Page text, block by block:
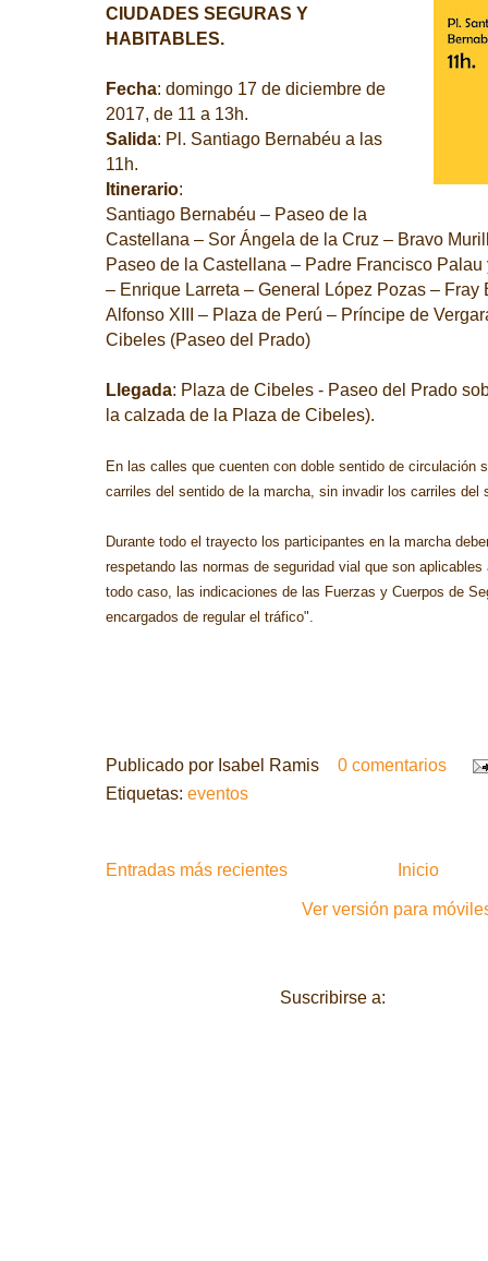
CIUDADES SEGURAS Y
HABITABLES.
Fecha: domingo 17 de diciembre de
2017, de 11 a 13h.
Salida: Pl. Santiago Bernabéu a las
11h.
Itinerario:
Santiago Bernabéu – Paseo de la
Castellana – Sor Ángela de la Cruz – Bravo
Paseo de la Castellana – Padre Francisco
– Enrique Larreta – General López Pozas – Fray
Alfonso XIII – Plaza de Perú – Príncipe de
Cibeles (Paseo del Prado)
Llegada: Plaza de Cibeles - Paseo del Prado
la calzada de la Plaza de Cibeles).
En las calles que cuenten con doble sentido de circulación
carriles del sentido de la marcha, sin invadir los carriles del
Durante todo el trayecto los participantes en la marcha
respetando las normas de seguridad vial que son
todo caso, las indicaciones de las Fuerzas y Cuerpos de
encargados de regular el tráfico".
Publicado por Isabel Ramis
0 comentarios
Etiquetas: eventos
Entradas más recientes Inicio
Ver versión para
Suscribirse a: